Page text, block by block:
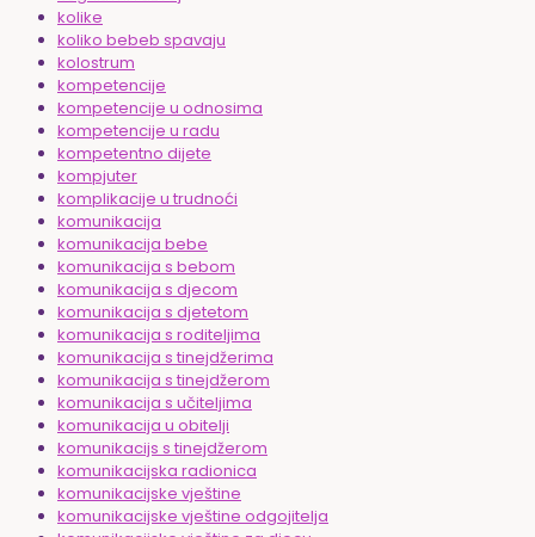
kolike
koliko bebeb spavaju
kolostrum
kompetencije
kompetencije u odnosima
kompetencije u radu
kompetentno dijete
kompjuter
komplikacije u trudnoći
komunikacija
komunikacija bebe
komunikacija s bebom
komunikacija s djecom
komunikacija s djetetom
komunikacija s roditeljima
komunikacija s tinejdžerima
komunikacija s tinejdžerom
komunikacija s učiteljima
komunikacija u obitelji
komunikacijs s tinejdžerom
komunikacijska radionica
komunikacijske vještine
komunikacijske vještine odgojitelja